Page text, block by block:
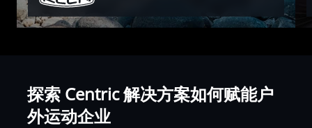
探索 Centric 解决方案如何赋能户
外运动企业